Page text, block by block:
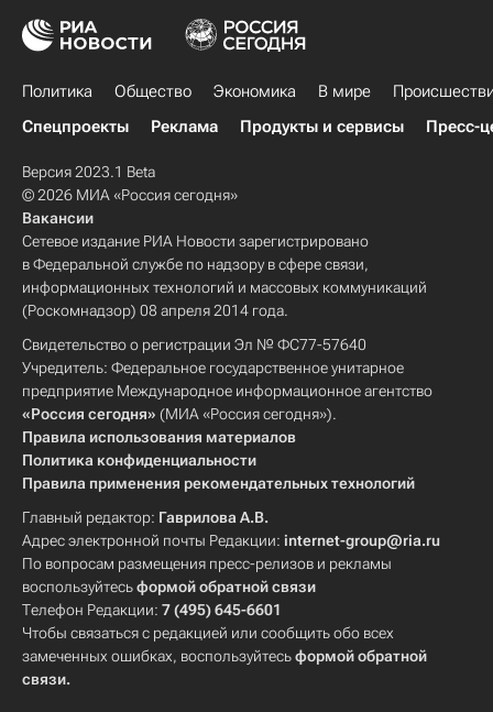
Политика Общество Экономика В мире
Спецпроекты
Реклама Продукты и сервисы Пресс-
Версия 2023.1 Beta
© 2026 МИА «Россия сегодня»
Вакансии
Сетевое издание РИА Новости зарегистрировано
в Федеральной службе по надзору в сфере связи,
информационных технологий и массовых коммуникаций
(Роскомнадзор) 08 апреля 2014 года.
Свидетельство о регистрации Эл № ФС77-57640
Учредитель: Федеральное государственное унитарное
предприятие Международное информационное агентство
«Россия сегодня» (МИА «Россия сегодня»).
Правила использования материалов
Политика конфиденциальности
Правила применения рекомендательных технологий
Главный редактор: Гаврилова А.В.
Адрес электронной почты Редакции: internet-group@ria.ru
По вопросам размещения пресс-релизов и рекламы
воспользуйтесьформой обратной связи
Телефон Редакции: 7 (495) 645-6601
Чтобы связаться с редакцией или сообщить обо всех
замеченных ошибках, воспользуйтесьформой обратной
связи.